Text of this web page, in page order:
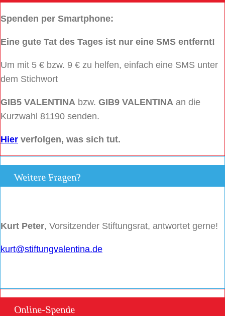
Spenden per Smartphone:
Eine gute Tat des Tages ist nur eine SMS entfernt!
Um mit 5 € bzw. 9 € zu helfen, einfach eine SMS unter
dem Stichwort
GIB5 VALENTINA bzw. GIB9 VALENTINA an die
Kurzwahl 81190 senden.
Hier verfolgen, was sich tut.
Weitere Fragen?
Kurt Peter, Vorsitzender Stiftungsrat, antwortet gerne!
kurt@stiftungvalentina.de
Online-Spende